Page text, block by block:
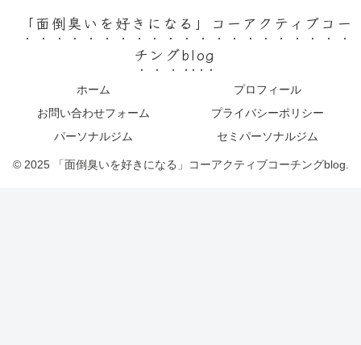
「面倒臭いを好きになる」コーアクティブコー
チングblog
ホーム
プロフィール
お問い合わせフォーム
プライバシーポリシー
パーソナルジム
セミパーソナルジム
© 2025 「面倒臭いを好きになる」コーアクティブコーチングblog.